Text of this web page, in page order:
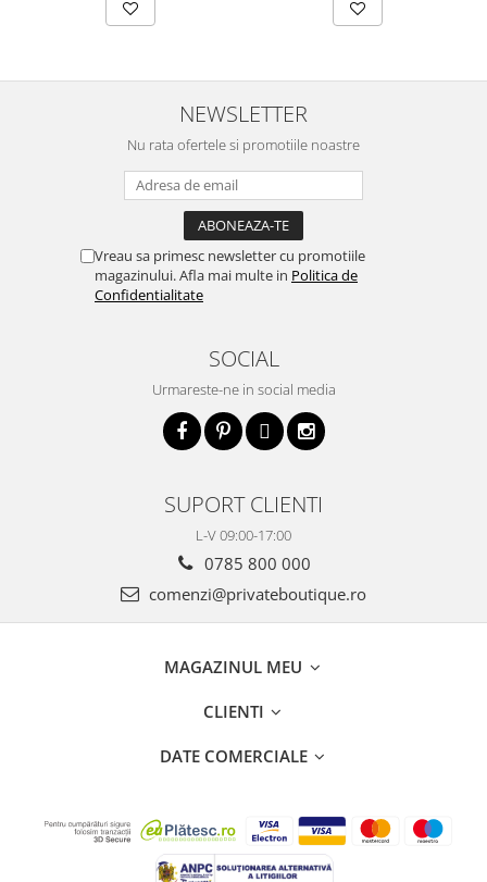
NEWSLETTER
Nu rata ofertele si promotiile noastre
Vreau sa primesc newsletter cu promotiile
magazinului. Afla mai multe in Politica de
Confidentialitate
SOCIAL
Urmareste-ne in social media
SUPORT CLIENTI
L-V 09:00-17:00
0785 800 000
comenzi@privateboutique.ro
MAGAZINUL MEU
CLIENTI
DATE COMERCIALE